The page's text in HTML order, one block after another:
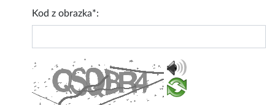
Kod z obrazka*: